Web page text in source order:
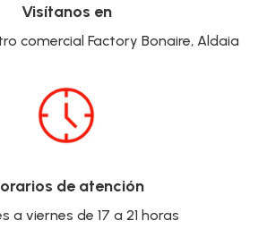
Visítanos en
comercial Factory Bonaire, Aldaia
de atención
a viernes de 17 a 21 horas